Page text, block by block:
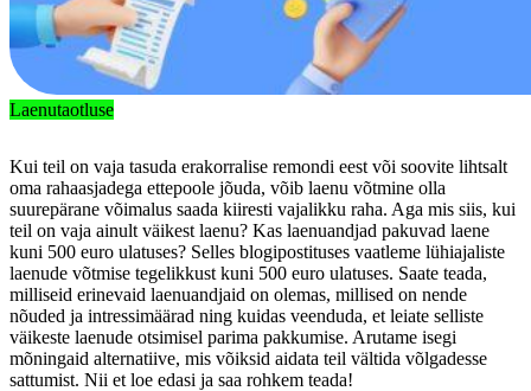
Laenutaotluse
Kui teil on vaja tasuda erakorralise remondi eest või soovite lihtsalt
oma rahaasjadega ettepoole jõuda, võib laenu võtmine olla
suurepärane võimalus saada kiiresti vajalikku raha. Aga mis siis, kui
teil on vaja ainult väikest laenu? Kas laenuandjad pakuvad laene
kuni 500 euro ulatuses? Selles blogipostituses vaatleme lühiajaliste
laenude võtmise tegelikkust kuni 500 euro ulatuses. Saate teada,
milliseid erinevaid laenuandjaid on olemas, millised on nende
nõuded ja intressimäärad ning kuidas veenduda, et leiate selliste
väikeste laenude otsimisel parima pakkumise. Arutame isegi
mõningaid alternatiive, mis võiksid aidata teil vältida võlgadesse
sattumist. Nii et loe edasi ja saa rohkem teada!